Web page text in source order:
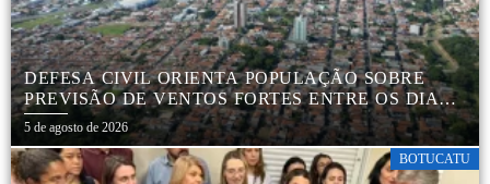
DEFESA CIVIL ORIENTA POPULAÇÃO SOBRE
PREVISÃO DE VENTOS FORTES ENTRE OS DIAS 6
E 9 DE AGOSTO
5 de agosto de 2026
BOTUCATU